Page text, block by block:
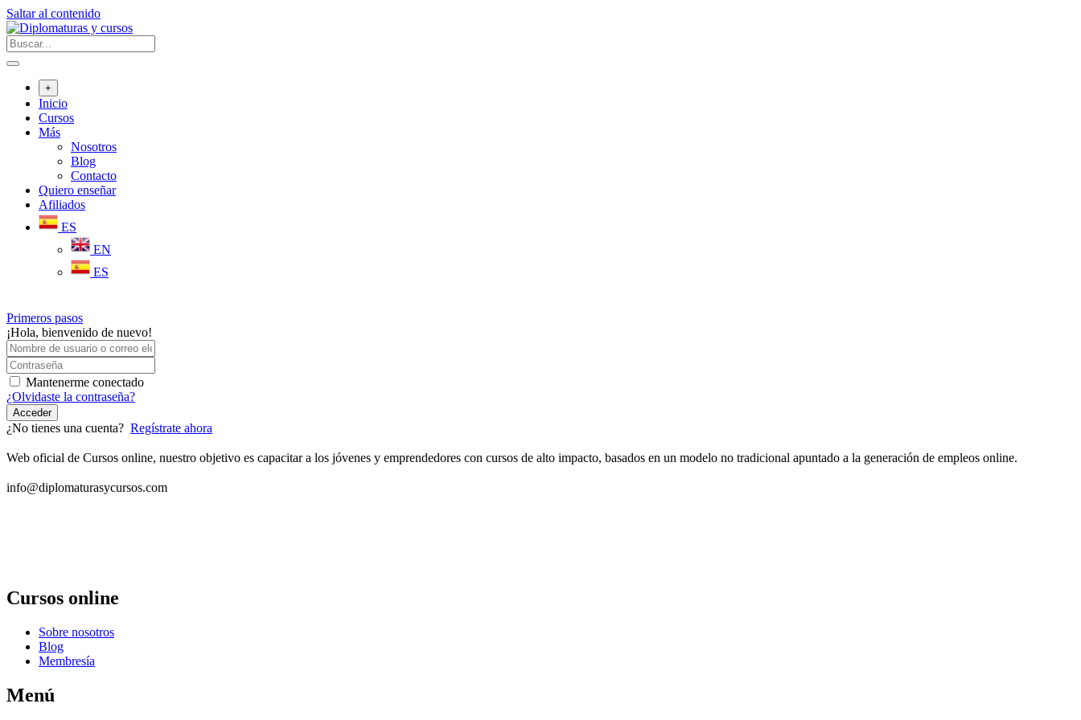
Saltar al contenido
+
Inicio
Cursos
Más
Nosotros
Blog
Contacto
Quiero enseñar
Afiliados
ES
EN
ES
Primeros pasos
¡Hola, bienvenido de nuevo!
Mantenerme conectado
¿Olvidaste la contraseña?
Acceder
¿No tienes una cuenta? Regístrate ahora
Web oficial de Cursos online, nuestro objetivo es capacitar a los jóvenes y emprendedores con cursos de alto impacto, basados en un modelo no tradicional apuntado a la generación de empleos online.
info@diplomaturasycursos.com
Cursos online
Sobre nosotros
Blog
Membresía
Menú